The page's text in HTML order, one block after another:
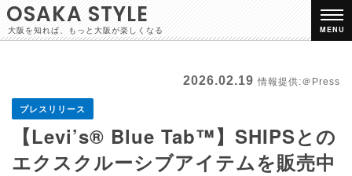
OSAKA STYLE
大阪を知れば、もっと大阪が楽しくなる MENU
2026.02.19 情報提供:＠Press
プレスリリース
【Levi’s® Blue Tab™】SHIPSとの
エクスクルーシブアイテムを販売中